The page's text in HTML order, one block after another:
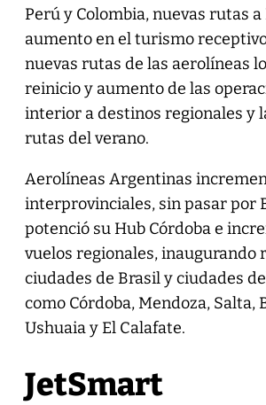
Perú y Colombia, nuevas rutas
aumento en el turismo
nuevas rutas de las aerolíneas
reinicio y aumento de las
interior a destinos regionales y
rutas del verano.
Aerolíneas Argentinas
interprovinciales, sin pasar por
potenció su Hub Córdoba e
vuelos regionales, inaugurando
ciudades de Brasil y ciudades
como Córdoba, Mendoza, Salta,
Ushuaia y El Calafate.
JetSmart